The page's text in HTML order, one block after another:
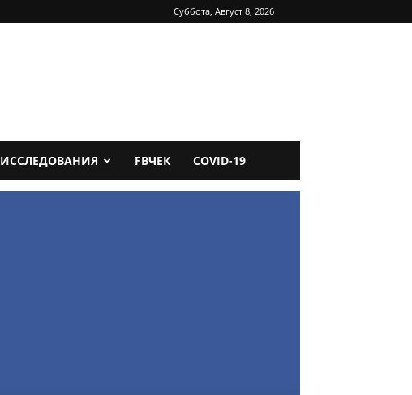
Суббота, Август 8, 2026
ИССЛЕДОВАНИЯ FBЧЕК COVID-19